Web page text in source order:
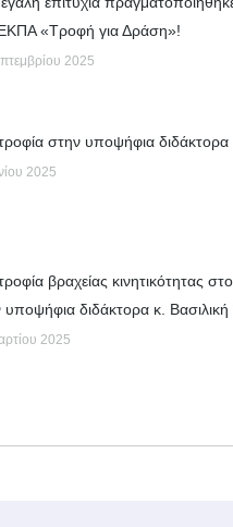
«Τροφή για Δράση»!
2025
στην υποψήφια διδάκτορα
2025
βραχείας κινητικότητας
υποψήφια διδάκτορα κ.
2025